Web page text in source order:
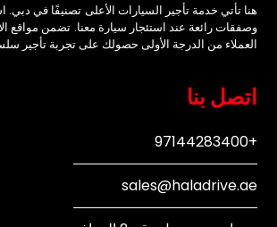
هنا تأتي خدمة تأجير السيارات الأعلى تصنيفًا في
وصفقات رائعة عند استئجار سيارة معنا. تضمن مواقع
العملاء من الدرجة الأولى حصولك على تجربة تأجير
اتصل بنا
+97144283400
sales@haladrive.ae